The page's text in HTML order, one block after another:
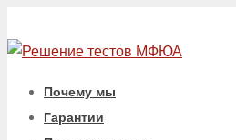
Почему мы
Гарантии